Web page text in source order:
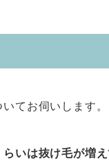
てお伺いします。
いは抜け毛が増